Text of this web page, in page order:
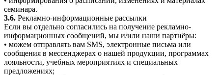
семинара.
3.6. Рекламно-информационные рассылки
Если вы отдельно согласились на получение рекламно-
информационных сообщений, мы и/или наши партнёры:
• можем отправлять вам SMS, электронные письма или
сообщения в мессенджерах о нашей продукции, программах
лояльности, учебных мероприятиях и специальных
предложениях;